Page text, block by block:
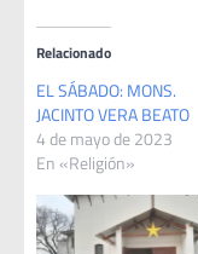
Relacionado
EL SÁBADO: MONS.
JACINTO VERA BEATO
4 de mayo de 2023
En «Religión»